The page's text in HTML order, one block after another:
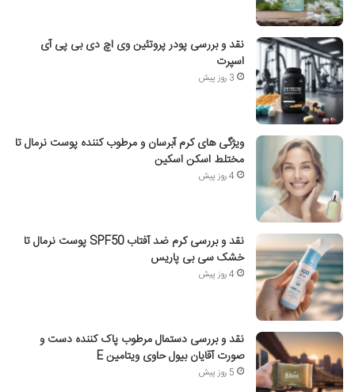
نقد و بررسی پودر پروتئین وی اچ دی بی پی آی
اسپرت
3 روز پیش
ویژگی های کرم آبرسان و مرطوب کننده پوست نرمال تا
مختلط اسکن اسکین
4 روز پیش
نقد و بررسی کرم ضد آفتاب SPF50 پوست نرمال تا
خشک سی بی پاریس
4 روز پیش
نقد و بررسی دستمال مرطوب پاک کننده دست و
صورت آقایان بیول حاوی ویتامین E
5 روز پیش